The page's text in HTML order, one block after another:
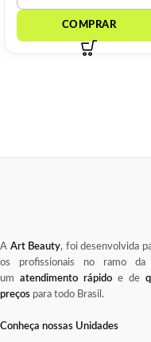
A Art Beauty, foi desenvolvida
os profissionais no ramo da
um atendimento rápido e de
preços para todo Brasil.
Conheça nossas Unidades